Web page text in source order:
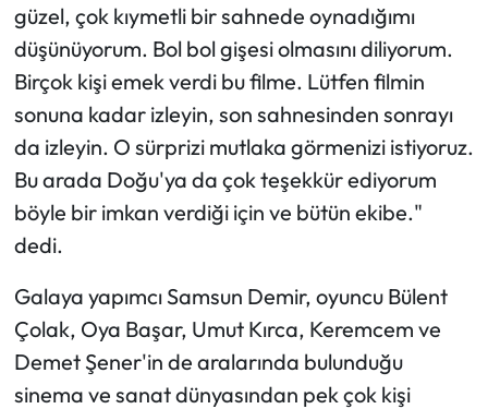
güzel, çok kıymetli bir sahnede oynadığımı
düşünüyorum. Bol bol gişesi olmasını diliyorum.
Birçok kişi emek verdi bu filme. Lütfen filmin
sonuna kadar izleyin, son sahnesinden sonrayı
da izleyin. O sürprizi mutlaka görmenizi istiyoruz.
Bu arada Doğu'ya da çok teşekkür ediyorum
böyle bir imkan verdiği için ve bütün ekibe."
dedi.
Galaya yapımcı Samsun Demir, oyuncu Bülent
Çolak, Oya Başar, Umut Kırca, Keremcem ve
Demet Şener'in de aralarında bulunduğu
sinema ve sanat dünyasından pek çok kişi